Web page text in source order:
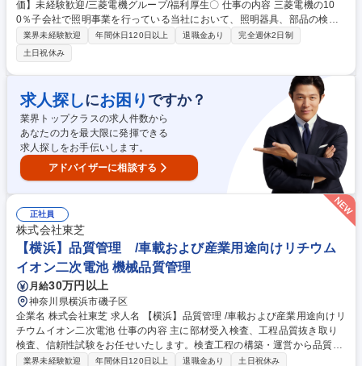
価】未経験歓迎/三菱電機グループ/福利厚生〇 仕事の内容 三菱電機の10
0％子会社で照明事業を行っている当社において、照明器具、部品の検証
評価の業務をお任せします。当社製品が、安全に正しく動くかを実験・検
証して三菱電機ブランドの品質を守るお仕事です。 ■新製品の評価計画の
策定、試験環境のセッティング ■負荷試験、耐久試験、光学特性評価、安
全性評価などの各種試験を実施し、試験データの収集・測定、結果分析 ■
不具合発生時の原因分析、設計部門等への改良フィードバック ■再評価お
よび正式な検証結果報告書の作成 募集職種 大船【LED照明器具/部品の検
証評価】未経験歓迎/三菱電機グループ/福利厚生〇
業界未経験歓迎 年間休日120日以上 退職金あり
完全週休2日制
土日祝休み
求人探しにお困り ですか？
業界トップクラスの求人件数から
あなたの力を最大限に発揮できる
求人探しをお手伝いします。
アドバイザーに相談する
正社員
株式会社東芝
【横浜】品質管理 /車載および産業用途向けリチウム
イオン二次電池 機械品質管理
月給30万円以上
神奈川県横浜市磯子区
企業名 株式会社東芝 求人名 【横浜】品質管理 /車載および産業用途向けリ
チウムイオン二次電池 仕事の内容 主に部材受入検査、工程品質抜き取り
検査、信頼性試験をお任せいたします。検査工程の構築・運営から品質デ
ータの分析、不具合解析まで幅広く担当し、工場全体の品質向上を推進い
業界未経験歓迎 年間休日120日以上 退職金あり 土日祝休み